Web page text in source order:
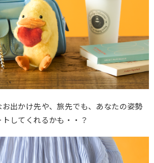
出かけ先や、旅先でも、あなたの姿勢
してくれるかも・・？